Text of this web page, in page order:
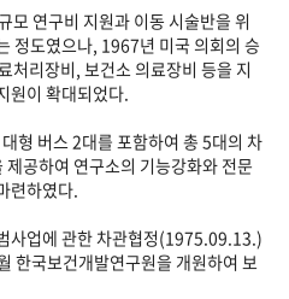
연구비 지원과 이동 시술반을 위
정도였으나, 1967년 미국 의회의 승
처리장비, 보건소 의료장비 등을 지
원이 확대되었다.
형 버스 2대를 포함하여 총 5대의 차
공하여 연구소의 기능강화와 전문
련하였다.
사업에 관한 차관협정(1975.09.13.)
한국보건개발연구원을 개원하여 보